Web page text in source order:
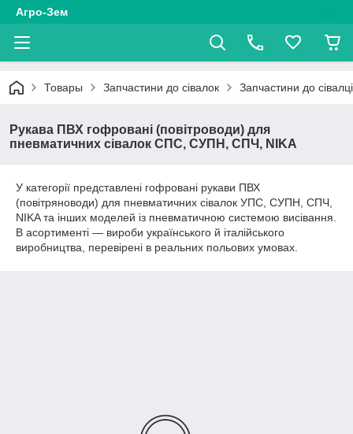
Агро-Зем
Товары Запчастини до сівалок Запчастини до
Рукава ПВХ гофровані (повітроводи) для
пневматичних сівалок СПС, СУПН, СПЧ, NIKA
У категорії представлені гофровані рукави ПВХ
(повітряноводи) для пневматичних сівалок УПС, СУПН, СПЧ,
NIKA та інших моделей із пневматичною системою висівання.
В асортименті — вироби українського й італійського
виробництва, перевірені в реальних польових умовах.